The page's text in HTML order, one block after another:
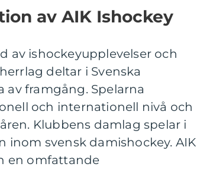
av AIK Ishockey
av ishockeyupplevelser och
deltar i Svenska
av framgång. Spelarna
och internationell nivå och
Klubbens damlag spelar i
inom svensk damishockey. AIK
en omfattande